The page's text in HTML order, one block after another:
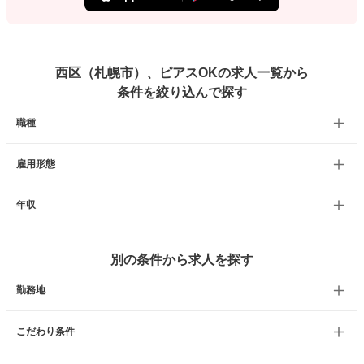
西区（札幌市）、ピアスOKの求人一覧から
条件を絞り込んで探す
職種
雇用形態
年収
別の条件から求人を探す
勤務地
こだわり条件